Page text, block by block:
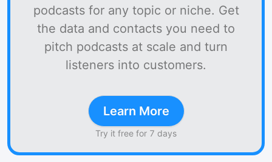
podcasts for any topic or niche. Get
the data and contacts you need to
pitch podcasts at scale and turn
listeners into customers.
Learn More
Try it free for 7 days